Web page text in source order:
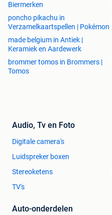
Biermerken
poncho pikachu in
Verzamelkaartspellen | Pokémon
made belgium in Antiek |
Keramiek en Aardewerk
brommer tomos in Brommers |
Tomos
Audio, Tv en Foto
Digitale camera's
Luidspreker boxen
Stereoketens
TV's
Auto-onderdelen